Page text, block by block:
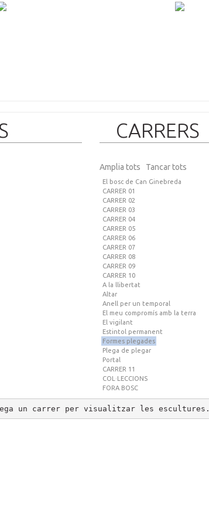
CARRERS
Amplia tots Tancar tots
El bosc de Can Ginebreda
CARRER 01
CARRER 02
CARRER 03
CARRER 04
CARRER 05
CARRER 06
CARRER 07
CARRER 08
CARRER 09
CARRER 10
A la llibertat
Altar
Anell per un temporal
El meu compromís amb la terra
El vigilant
Estintol permanent
Formes plegades
Plega de plegar
Portal
CARRER 11
COL·LECCIONS
FORA BOSC
un carrer per visualitzar les escultures.